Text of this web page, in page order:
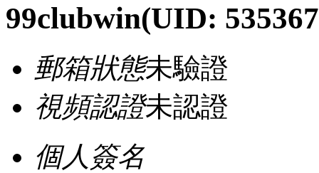
99clubwin(UID:
郵箱狀態未驗證
視頻認證未認證
個人簽名